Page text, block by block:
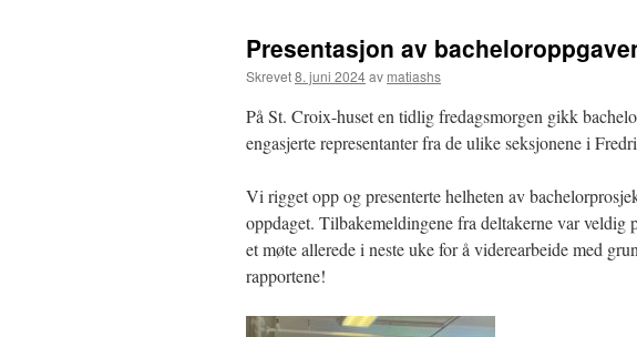
Presentasjon av
Skrevet8. juni 2024av matiashs
På St. Croix-huset en tidlig fredagsmorgen gikk
engasjerte representanter fra de ulike seksjonene i
Vi rigget opp og presenterte helheten av
oppdaget. Tilbakemeldingene fra deltakerne var
et møte allerede i neste uke for å viderearbeide med
rapportene!